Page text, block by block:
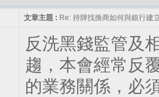
文章主題 : Re: 持牌找換商如何與銀行建
反洗黑錢監管及
趨，本會經常反
的業務關係，必